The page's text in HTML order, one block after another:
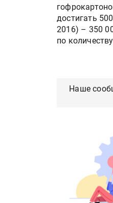
достигать
2016) – 350
по
Наше